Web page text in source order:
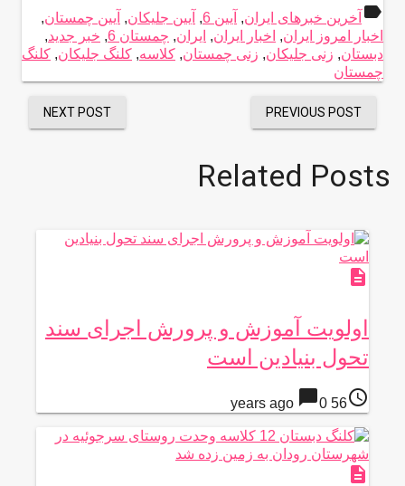
label آخرین خبرهای ایران, آیین 6 , آیین جلیکان, آیین چمستان,
اخبار امروز ایران, اخبار ایران, ایران, چمستان 6 , خبر جدید,
دبستان, زنی جلیکان, زنی چمستان, کلاسه, کلنگ جلیکان, کلنگ
چمستان
PREVIOUS POST
NEXT POST
Related Posts
description
اولویت آموزش و پرورش اجرای سند
تحول بنیادین است
access_time
56 years ago
chat_bubble0
description